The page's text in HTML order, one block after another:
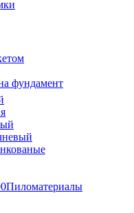
фундамент
Пиломатериалы